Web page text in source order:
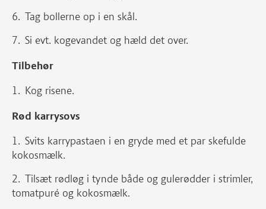
Tag bollerne op i en skål.
Si evt. kogevandet og hæld det over.
Tilbehør
Kog risene.
Rød karrysovs
Svits karrypastaen i en gryde med et par skefulde
kokosmælk.
Tilsæt rødløg i tynde både og gulerødder i strimler,
tomatpuré og kokosmælk.